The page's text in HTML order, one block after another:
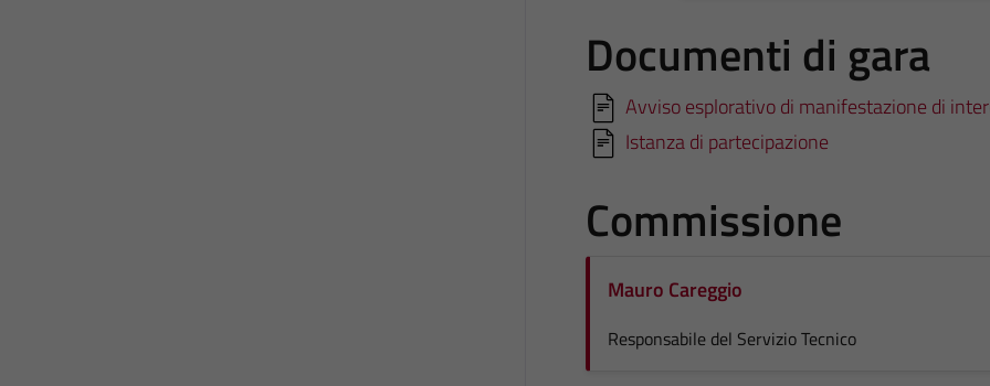
Documenti di gara
Avviso esplorativo di manifestazione di
Istanza di partecipazione
Commissione
Mauro Careggio
Responsabile del Servizio Tecnico